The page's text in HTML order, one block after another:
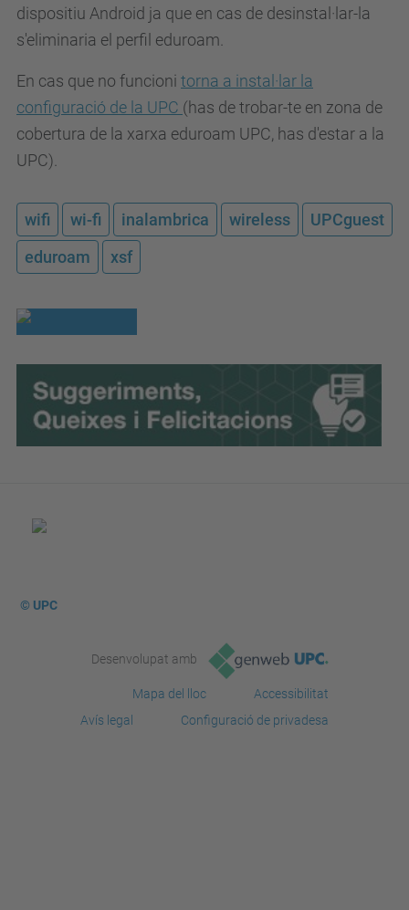
dispositiu Android ja que en cas de desinstal·lar-la
s'eliminaria el perfil eduroam.
En cas que no funcioni torna a instal·lar la
configuració de la UPC (has de trobar-te en zona de
cobertura de la xarxa eduroam UPC, has d'estar a la
UPC).
wifi wi-fi inalambrica wireless
UPCguest
eduroam
xsf
© UPC
Desenvolupat amb
Mapa del lloc
Accessibilitat
Avís legal
Configuració de privadesa